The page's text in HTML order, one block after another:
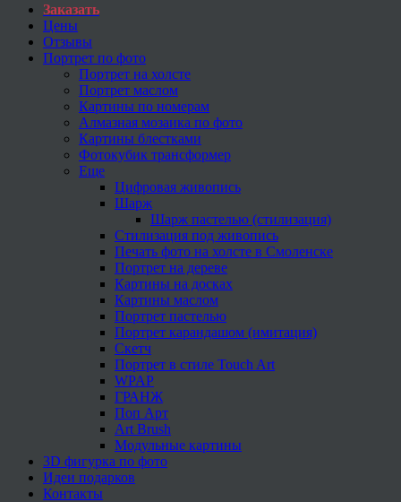
Заказать
Цены
Отзывы
Портрет по фото
Портрет на холсте
Портрет маслом
Картины по номерам
Алмазная мозаика по фото
Картины блестками
Фотокубик трансформер
Еще
Цифровая живопись
Шарж
Шарж пастелью (стилизация)
Стилизация под живопись
Печать фото на холсте в Смоленске
Портрет на дереве
Картины на досках
Картины маслом
Портрет пастелью
Портрет карандашом (имитация)
Скетч
Портрет в стиле Touch Art
WPAP
ГРАНЖ
Поп Арт
Art Brush
Модульные картины
3D фигурка по фото
Идеи подарков
Контакты